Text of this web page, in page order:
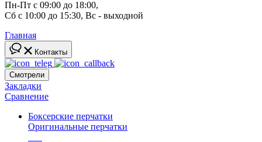
Пн-Пт с 09:00 до 18:00,
Сб с 10:00 до 15:30, Вс - выходной
Главная
Контакты
Смотрели
Закладки
Сравнение
Боксерские перчатки
Оригинальные перчатки